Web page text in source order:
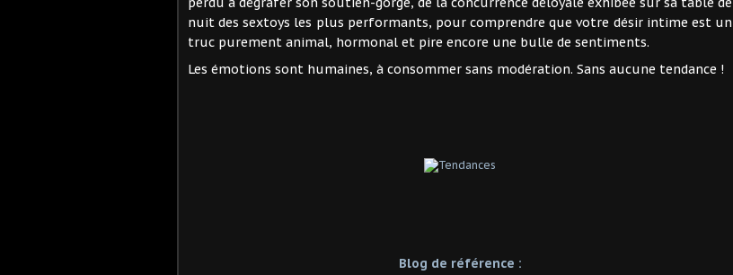
nuit des sextoys les plus performants, pour comprendre que votre désir intime est un
truc purement animal, hormonal et pire encore une bulle de sentiments.
Les émotions sont humaines, à consommer sans modération. Sans aucune tendance !
Blog de référence :